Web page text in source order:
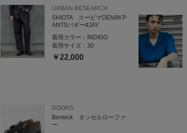
ルクア大阪7F
TEL: 06-6151-1327
URBAN RESEARCH
SHIOTA スーピマDENIM P
ANTSバギー#JAY
着用カラー：
INDIGO
着用サイズ： 30
￥22,000
DOORS
Berwick タッセルローファ
ー